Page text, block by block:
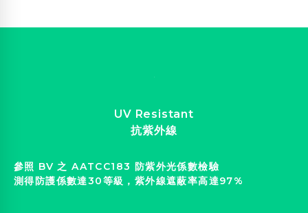
UV Resistant
抗紫外線
參照 BV 之 AATCC183 防紫外光係數檢驗
測得防護係數達30等級，紫外線遮蔽率高達97%